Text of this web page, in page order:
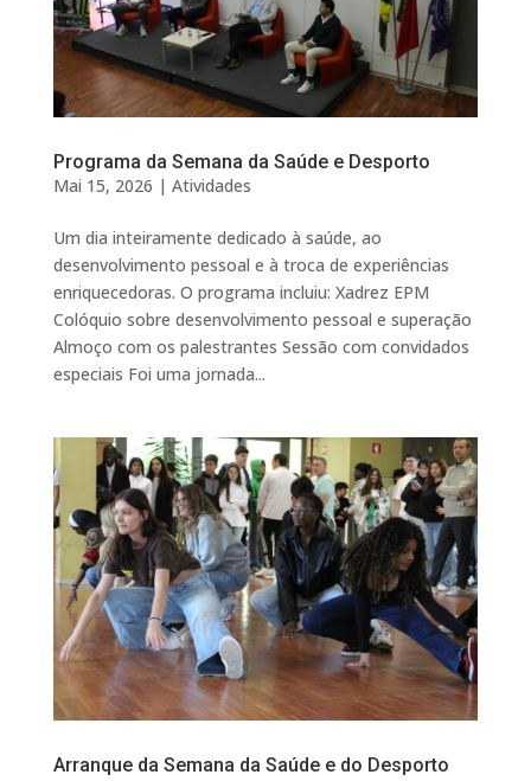
Programa da Semana da Saúde e Desporto
Mai 15, 2026 | Atividades
Um dia inteiramente dedicado à saúde, ao
desenvolvimento pessoal e à troca de experiências
enriquecedoras. O programa incluiu: Xadrez EPM
Colóquio sobre desenvolvimento pessoal e superação
Almoço com os palestrantes Sessão com convidados
especiais Foi uma jornada...
Arranque da Semana da Saúde e do Desporto